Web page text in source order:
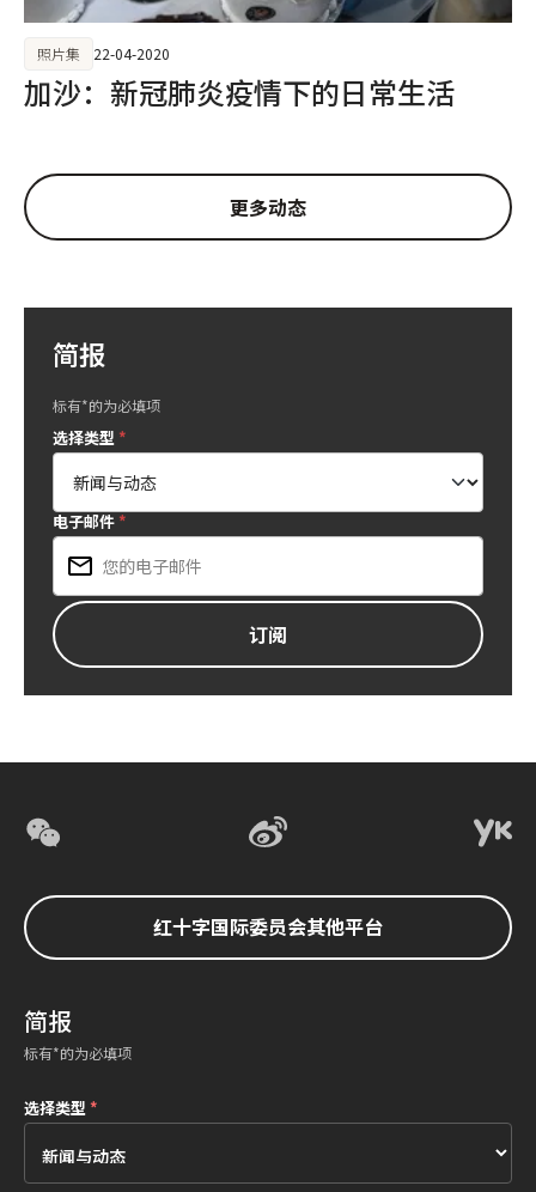
加沙：新冠肺炎疫情下的日常生活
照片集 22-04-2020
更多动态
简报
标有*的为必填项
选择类型*
电子邮件*
红十字国际委员会其他平台
简报
标有*的为必填项
选择类型*